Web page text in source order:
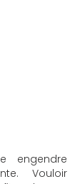
engendre
Vouloir